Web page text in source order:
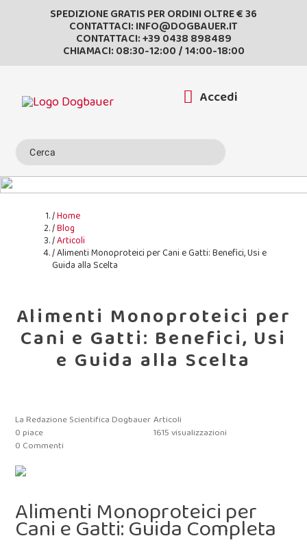
SPEDIZIONE GRATIS PER ORDINI OLTRE € 36
CONTATTACI: INFO@DOGBAUER.IT
CONTATTACI:+39 0438 898489
CHIAMACI: 08:30-12:00 / 14:00-18:00
Accedi
Home
Blog
Articoli
Alimenti Monoproteici per Cani e Gatti: Benefici, Usi e
Guida alla Scelta
Alimenti Monoproteici per
Cani e Gatti: Benefici, Usi
e Guida alla Scelta
La Redazione Scientifica Dogbauer Articoli
0piace
1615 visualizzazioni
0 Commenti
Alimenti Monoproteici per
Cani e Gatti: Guida Completa